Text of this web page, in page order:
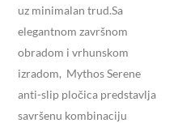
uz minimalan trud.Sa
elegantnom završnom
obradom i vrhunskom
izradom, Mythos Serene
anti-slip pločica predstavlja
savršenu kombinaciju